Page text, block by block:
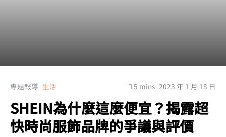
專題報導 生活 5 mins 2023 年 1 月 18 日
SHEIN為什麼這麼便宜？揭露超
快時尚服飾品牌的爭議與評價